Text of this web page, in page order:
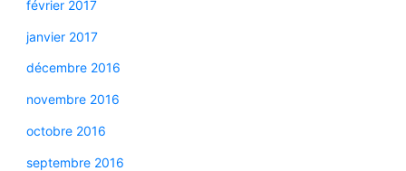
février 2017
janvier 2017
décembre 2016
novembre 2016
octobre 2016
septembre 2016